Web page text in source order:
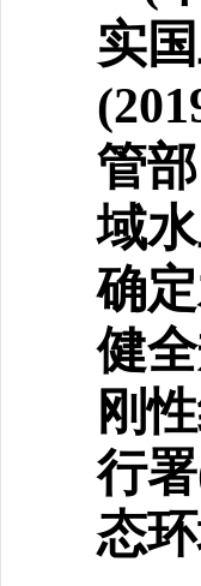
实国
管
域
确
健
刚
行
态